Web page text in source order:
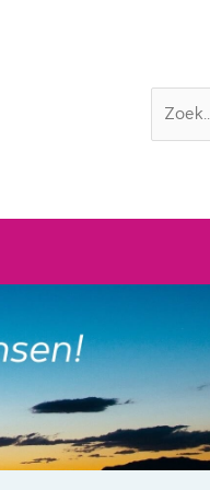
Zoek
naar: